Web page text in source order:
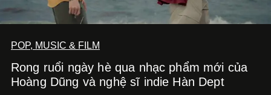
POP, MUSIC & FILM
Rong ruổi ngày hè qua nhạc phẩm mới của
Hoàng Dũng và nghệ sĩ indie Hàn Dept